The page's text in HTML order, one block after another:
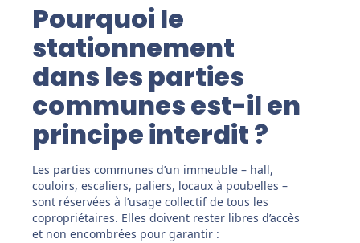
Pourquoi le
stationnement
dans les parties
communes est-il en
principe interdit ?
Les parties communes d’un immeuble – hall,
couloirs, escaliers, paliers, locaux à poubelles –
sont réservées à l’usage collectif de tous les
copropriétaires. Elles doivent rester libres d’accès
et non encombrées pour garantir :